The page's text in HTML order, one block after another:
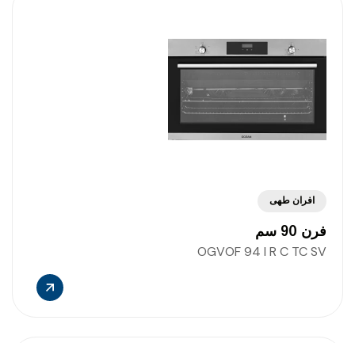
افران طهى
فرن 90 سم
OGVOF 94 I R C TC SV